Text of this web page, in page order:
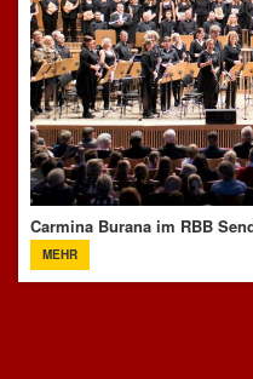
Carmina Burana im RBB
MEHR